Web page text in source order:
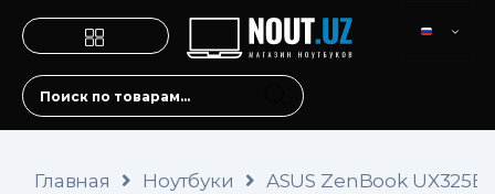
Главная Ноутбуки ASUS ZenBook UX325E